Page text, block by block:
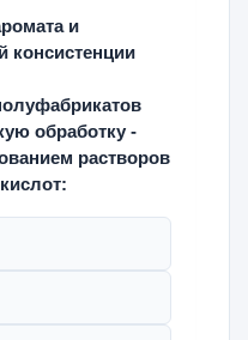
и
консистенции
обработку -
растворов